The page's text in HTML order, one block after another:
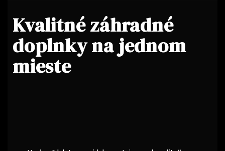
Kvalitné záhradné
doplnky na jednom
mieste